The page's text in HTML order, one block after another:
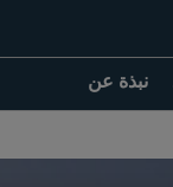
نبذة عن